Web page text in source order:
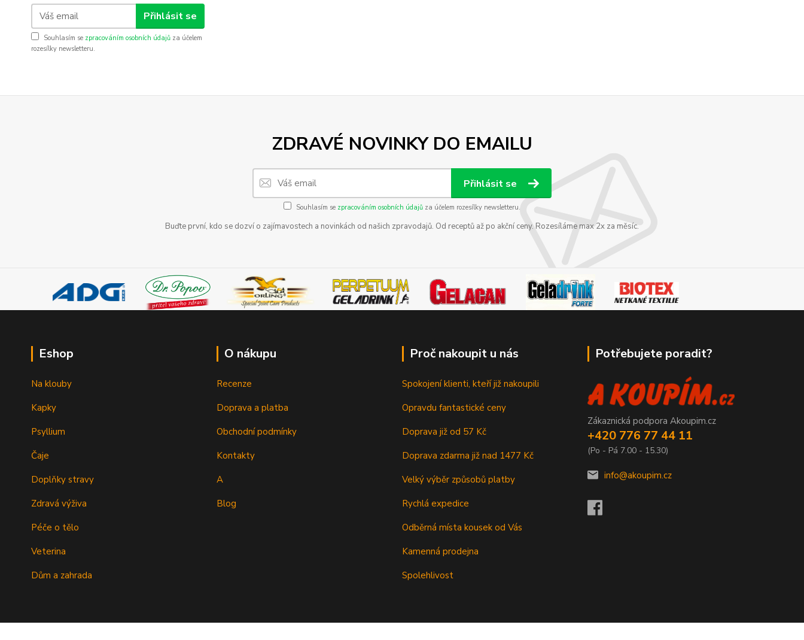
Přihlásit se
Souhlasím se zpracováním osobních údajů za účelem
rozesílky newsletteru.
ZDRAVÉ NOVINKY DO EMAILU
Přihlásit se
Souhlasím se zpracováním osobních údajů za účelem rozesílky newsletteru.
Buďte první, kdo se dozví o zajímavostech a novinkách od našich zpravodajů. Od receptů až po akční ceny. Rozesíláme max 2x za měsíc.
Eshop
Na klouby
Kapky
Psyllium
Čaje
Doplňky stravy
Zdravá výživa
Péče o tělo
Veterina
Dům a zahrada
O nákupu
Recenze
Doprava a platba
Obchodní podmínky
Kontakty
A
Blog
Proč nakoupit u nás
Spokojení klienti, kteří již nakoupili
Opravdu fantastické ceny
Doprava již od 57 Kč
Doprava zdarma již nad 1477 Kč
Velký výběr způsobů platby
Rychlá expedice
Odběrná místa kousek od Vás
Kamenná prodejna
Spolehlivost
Potřebujete poradit?
Zákaznická podpora Akoupim.cz
+420 776 77 44 11
(Po - Pá 7.00 - 15.30)
info@akoupim.cz